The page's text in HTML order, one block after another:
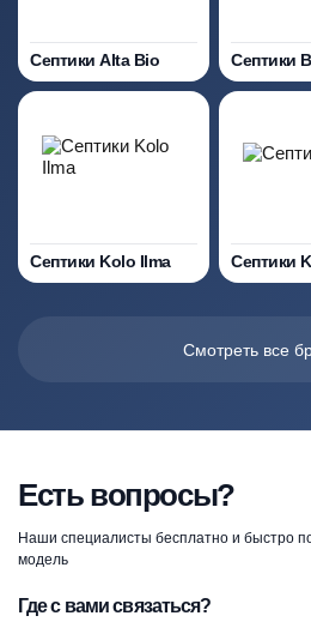
Септики Alta Bio Септики
Септики Kolo Ilma Септики
Смотреть все
Есть вопросы?
Наши специалисты бесплатно и быстро
модель
Где с вами связаться?